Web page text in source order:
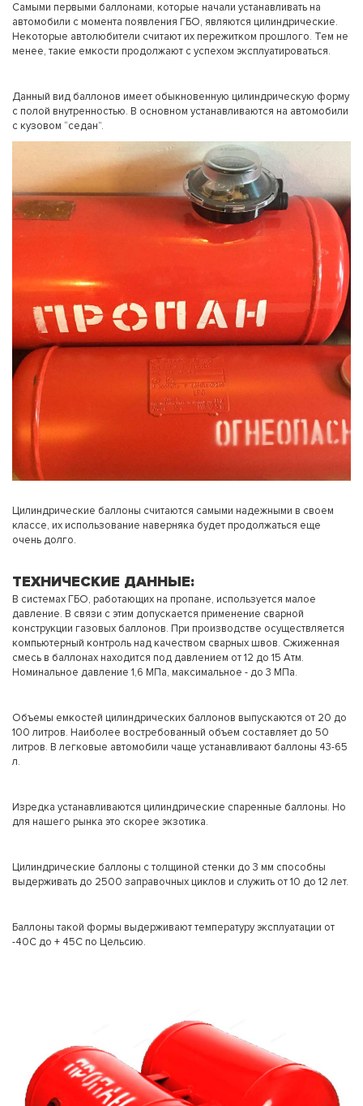
Самыми первыми баллонами, которые начали устанавливать на
автомобили с момента появления ГБО, являются цилиндрические.
Некоторые автолюбители считают их пережитком прошлого. Тем не
менее, такие емкости продолжают с успехом эксплуатироваться.
Данный вид баллонов имеет обыкновенную цилиндрическую форму
с полой внутренностью. В основном устанавливаются на автомобили
с кузовом “седан”.
Цилиндрические баллоны считаются самыми надежными в своем
классе, их использование наверняка будет продолжаться еще
очень долго.
ТЕХНИЧЕСКИЕ ДАННЫЕ:
В системах ГБО, работающих на пропане, используется малое
давление. В связи с этим допускается применение сварной
конструкции газовых баллонов. При производстве осуществляется
компьютерный контроль над качеством сварных швов. Сжиженная
смесь в баллонах находится под давлением от 12 до 15 Атм.
Номинальное давление 1,6 МПа, максимальное - до 3 МПа.
Объемы емкостей цилиндрических баллонов выпускаются от 20 до
100 литров. Наиболее востребованный объем составляет до 50
литров. В легковые автомобили чаще устанавливают баллоны 43-65
л.
Изредка устанавливаются цилиндрические спаренные баллоны. Но
для нашего рынка это скорее экзотика.
Цилиндрические баллоны с толщиной стенки до 3 мм способны
выдерживать до 2500 заправочных циклов и служить от 10 до 12 лет.
Баллоны такой формы выдерживают температуру эксплуатации от
-40C до + 45C по Цельсию.